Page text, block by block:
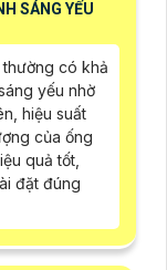
SÁNG YẾU
có khả
yếu nhờ
hiệu suất
của ống
quả tốt,
đặt đúng